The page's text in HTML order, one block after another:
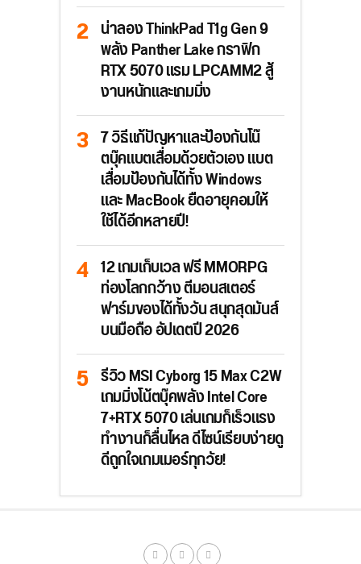
น่าลอง ThinkPad T1g Gen 9
พลัง Panther Lake กราฟิก
RTX 5070 แรม LPCAMM2 สู้
งานหนักและเกมมิ่ง
7 วิธีแก้ปัญหาและป้องกันโน๊
ตบุ๊คแบตเสื่อมด้วยตัวเอง แบต
เสื่อมป้องกันได้ทั้ง Windows
และ MacBook ยืดอายุคอมให้
ใช้ได้อีกหลายปี!
12 เกมเก็บเวล ฟรี MMORPG
ท่องโลกกว้าง ตีมอนสเตอร์
ฟาร์มของได้ทั้งวัน สนุกสุดมันส์
บนมือถือ อัปเดตปี 2026
รีวิว MSI Cyborg 15 Max C2W
เกมมิ่งโน้ตบุ๊คพลัง Intel Core
7+RTX 5070 เล่นเกมก็เร็วแรง
ทำงานก็ลื่นไหล ดีไซน์เรียบง่ายดู
ดีถูกใจเกมเมอร์ทุกวัย!